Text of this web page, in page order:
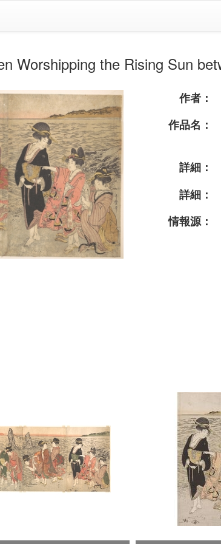
Worshipping the Rising Sun
作者：
作品名：
詳細：
詳細：
情報源：